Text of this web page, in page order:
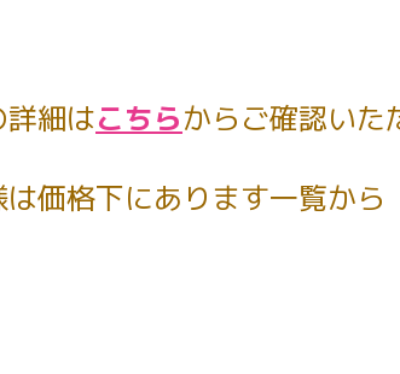
細はこちらからご確認いた
価格下にあります一覧か